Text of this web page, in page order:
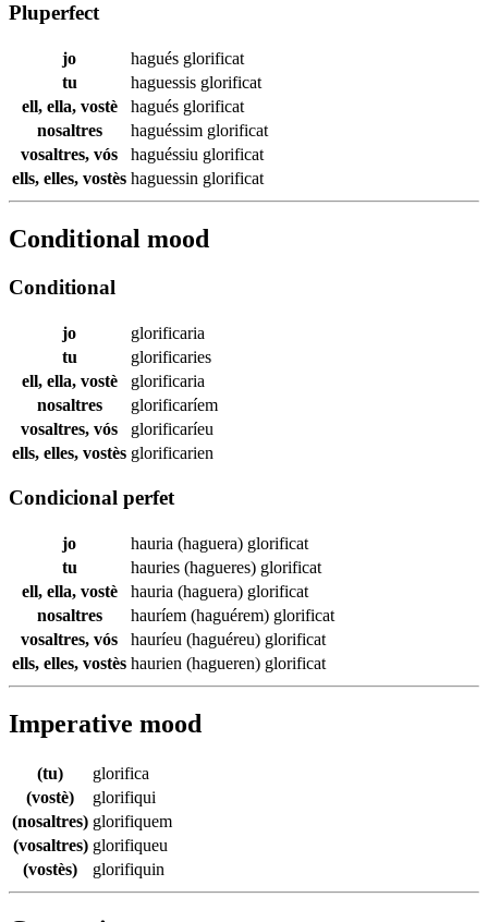
Pluperfect
jo hagués glorificat
tu
haguessis glorificat
ell, ella, vostè
hagués glorificat
nosaltres
haguéssim glorificat
vosaltres, vós
haguéssiu glorificat
ells, elles, vostès haguessin glorificat
Conditional mood
Conditional
jo
glorificaria
tu
glorificaries
ell, ella, vostè
glorificaria
nosaltres
glorificaríem
vosaltres, vós
glorificaríeu
ells, elles, vostès glorificarien
Condicional perfet
jo hauria (haguera) glorificat
tu
hauries (hagueres) glorificat
ell, ella, vostè
hauria (haguera) glorificat
nosaltres
hauríem (haguérem) glorificat
vosaltres, vós
hauríeu (haguéreu) glorificat
ells, elles, vostès haurien (hagueren) glorificat
Imperative mood
(tu)
glorifica
(vostè)
glorifiqui
(nosaltres) glorifiquem
(vosaltres) glorifiqueu
(vostès)
glorifiquin